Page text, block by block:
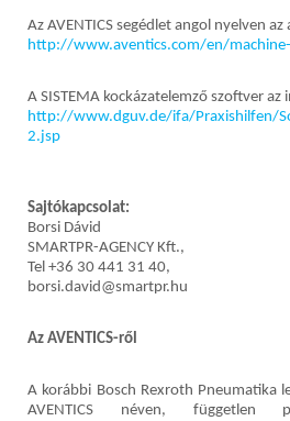
Az AVENTICS segédlet angol nyelven
http://www.aventics.com/en/
A SISTEMA kockázatelemző szoftver
http://www.dguv.de/ifa/Praxishilfen/
2.jsp
Sajtókapcsolat:
Borsi Dávid
SMARTPR-AGENCY Kft.,
Tel +36 30 441 31 40,
borsi.david@smartpr.hu
Az AVENTICS-ről
A korábbi Bosch Rexroth Pneumatika
AVENTICS néven, független